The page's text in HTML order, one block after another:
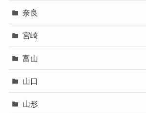
奈良
宮崎
富山
山口
山形